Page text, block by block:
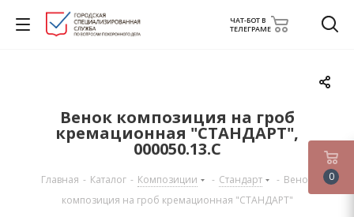
ЧАТ-БОТ В
ТЕЛЕГРАМЕ
Венок композиция на гроб
кремационная "СТАНДАРТ",
000050.13.С
Главная - Каталог - Композиции - Стандарт - Венок
композиция на гроб кремационная "СТАНДАРТ"
0